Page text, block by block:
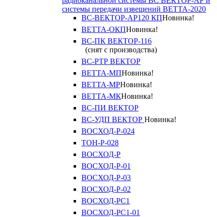
системы передачи извещений ВЕТТА-2020
ВС-ВЕКТОР-АР120 КПНовинка!
ВЕТТА-ОКПНовинка!
ВС-ПК ВЕКТОР-116
(снят с производства)
ВС-РТР ВЕКТОР
ВЕТТА-МПНовинка!
ВЕТТА-МРНовинка!
ВЕТТА-МКНовинка!
ВС-ПИ ВЕКТОР
ВС-УДП ВЕКТОР Новинка!
ВОСХОД-Р-024
ТОН-Р-028
ВОСХОД-Р
ВОСХОД-Р-01
ВОСХОД-Р-03
ВОСХОД-Р-02
ВОСХОД-РС1
ВОСХОД-РС1-01